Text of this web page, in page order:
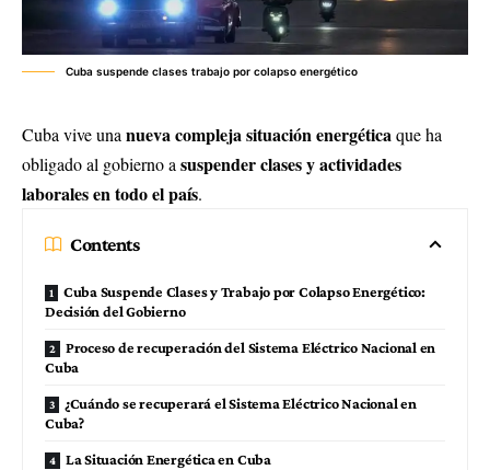
Cuba suspende clases trabajo por colapso energético
Cuba vive una nueva compleja situación energéticaque ha
obligado al gobierno a suspender clases y actividades
laborales en todo el país.
Contents
Cuba Suspende Clases y Trabajo por Colapso Energético:
Decisión del Gobierno
Proceso de recuperación del Sistema Eléctrico Nacional en
Cuba
¿Cuándo se recuperará el Sistema Eléctrico Nacional en
Cuba?
La Situación Energética en Cuba